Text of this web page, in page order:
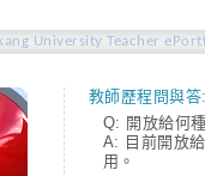
University Teacher
教師歷程問與
Q: 開放給何
A: 目前開放
用。